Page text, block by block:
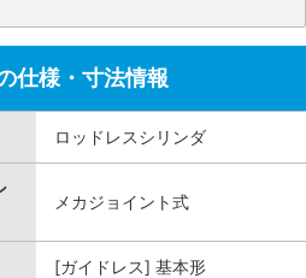
様・寸法情報
ロッドレスシリンダ
メカジョイント式
[ガイドレス] 基本形